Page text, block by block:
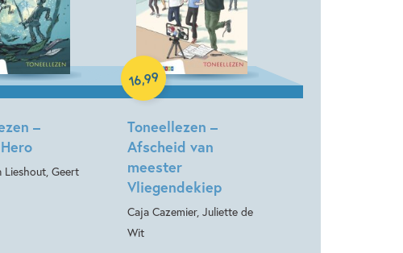
–
Lieshout, Geert
Toneellezen –
Afscheid van
meester
Vliegendekiep
Caja Cazemier, Juliette de
Wit
16,99
Hardcover